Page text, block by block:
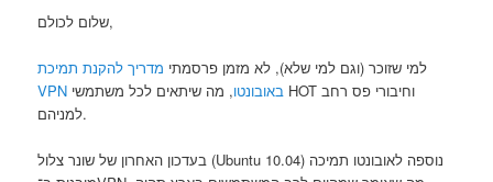
שלום לכולם,
למי שזוכר (וגם למי שלא), לא מזמן פרסמתי מדריך להקנת תמיכת
VPN באובונטו, מה שיתאים לכל משתמשי HOT וחיבורי פס רחב
למניהם.
בעדכון האחרון של שונר צלול (Ubuntu 10.04) נוספה לאובונטו תמיכה